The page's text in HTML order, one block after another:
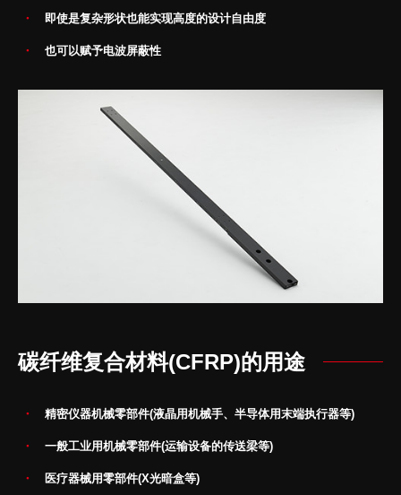
即使是复杂形状也能实现高度的设计自由度
也可以赋予电波屏蔽性
碳纤维复合材料(CFRP)的用途
精密仪器机械零部件(液晶用机械手、半导体用末端执行器等)
一般工业用机械零部件(运输设备的传送梁等)
医疗器械用零部件(X光暗盒等)